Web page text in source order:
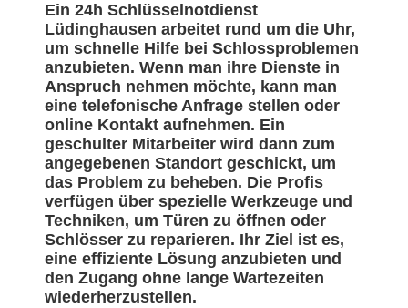
Ein 24h Schlüsselnotdienst
Lüdinghausen arbeitet rund um die Uhr,
um schnelle Hilfe bei Schlossproblemen
anzubieten. Wenn man ihre Dienste in
Anspruch nehmen möchte, kann man
eine telefonische Anfrage stellen oder
online Kontakt aufnehmen. Ein
geschulter Mitarbeiter wird dann zum
angegebenen Standort geschickt, um
das Problem zu beheben. Die Profis
verfügen über spezielle Werkzeuge und
Techniken, um Türen zu öffnen oder
Schlösser zu reparieren. Ihr Ziel ist es,
eine effiziente Lösung anzubieten und
den Zugang ohne lange Wartezeiten
wiederherzustellen.